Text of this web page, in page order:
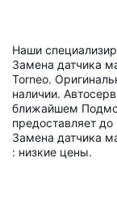
Наши
Замена датчика
Torneo.
наличии.
ближайшем
предоставляет
Замена датчика
: низкие цены.